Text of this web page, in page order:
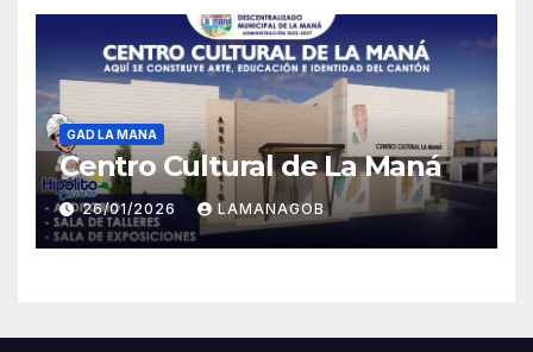
GAD LA MANA
Centro Cultural de La Maná
26/01/2026 LAMANAGOB